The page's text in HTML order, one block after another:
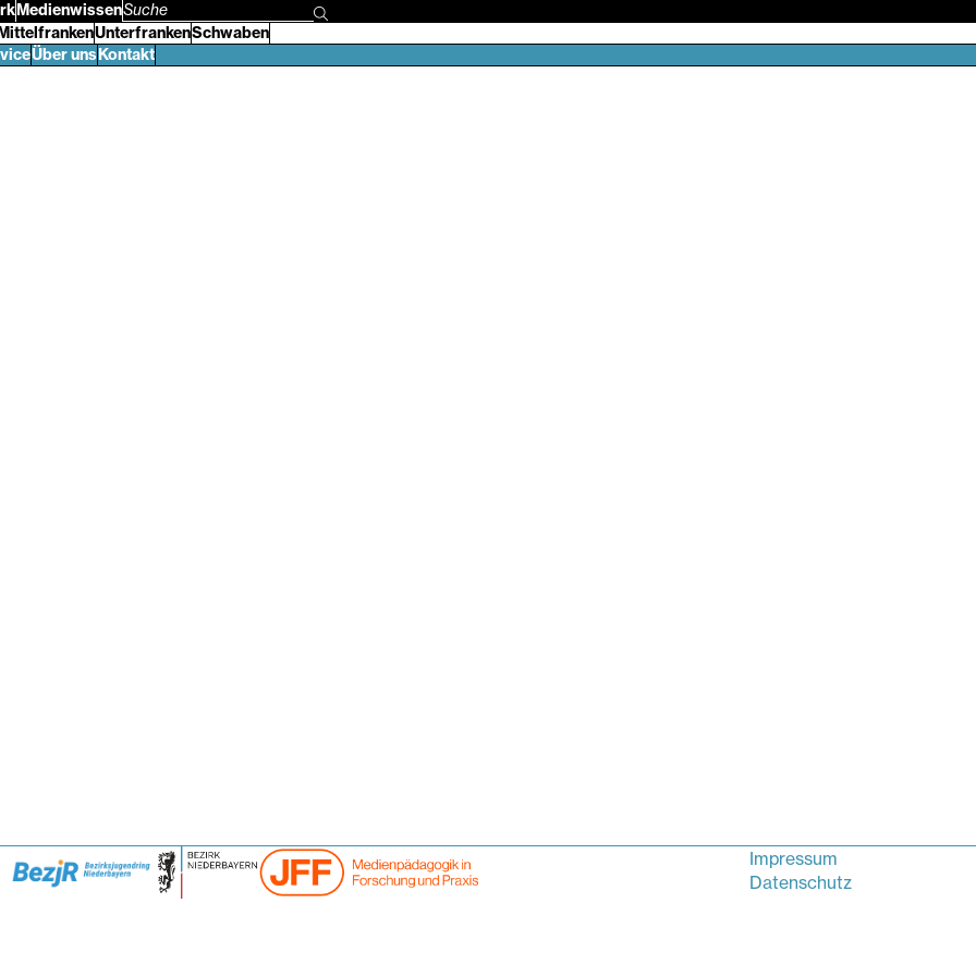
Medienwissen
Suchbegriff
eingeben
UnterfrankenSchwaben
Über unsKontakt
Impressum
Datenschutz